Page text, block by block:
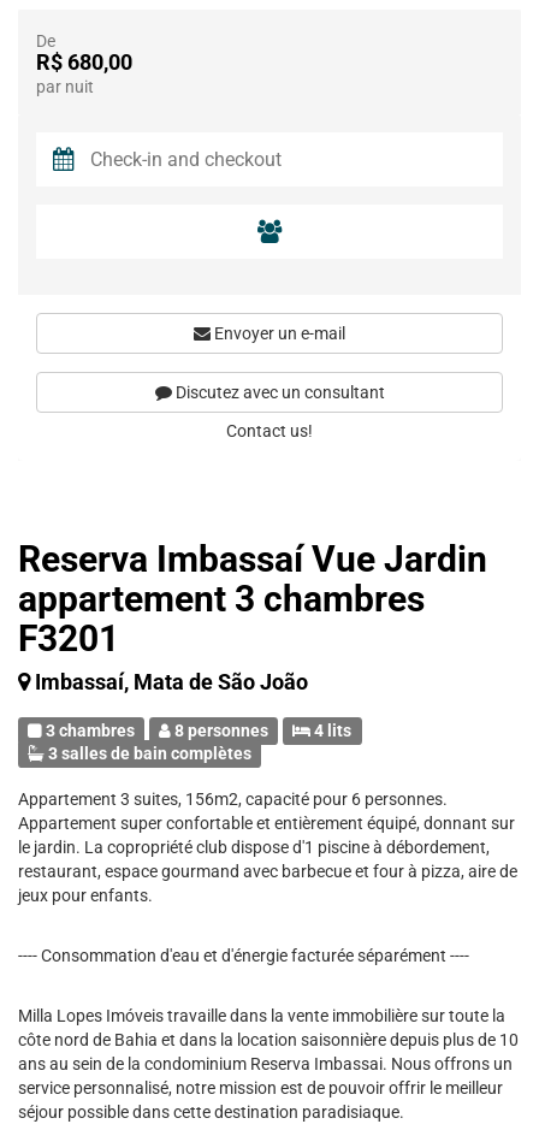
Reserva Imbassaí Vue Jardin
appartement 3 chambres
F3201
Imbassaí, Mata de São João
3 chambres 8 personnes
4 lits
3 salles de bain complètes
Appartement 3 suites, 156m2, capacité pour 6 personnes.
Appartement super confortable et entièrement équipé, donnant sur
le jardin. La copropriété club dispose d'1 piscine à débordement,
restaurant, espace gourmand avec barbecue et four à pizza, aire de
jeux pour enfants.
---- Consommation d'eau et d'énergie facturée séparément ----
Milla Lopes Imóveis travaille dans la vente immobilière sur toute la
côte nord de Bahia et dans la location saisonnière depuis plus de 10
ans au sein de la condominium Reserva Imbassai. Nous offrons un
service personnalisé, notre mission est de pouvoir offrir le meilleur
séjour possible dans cette destination paradisiaque.
De
R$ 680,00
par nuit
Envoyer un e-mail
Discutez avec un consultant
Contact us!